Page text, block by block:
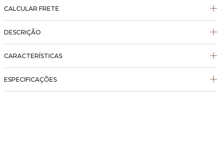
CALCULAR FRETE
DESCRIÇÃO
CARACTERÍSTICAS
ESPECIFICAÇÕES